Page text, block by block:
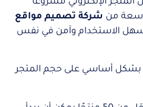
الإلكتروني مشروعًا
من شركة تصميم مواقع
الاستخدام وآمن في نفس
بشكل أساسي على حجم المتجر